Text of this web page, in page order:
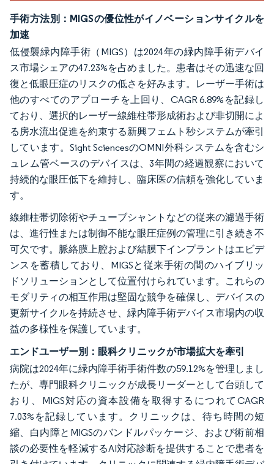
手術方法別：MIGSの優位性がイノベーションサイクルを
加速
低侵襲緑内障手術（MIGS）は2024年の緑内障手術デバイ
ス市場シェアの47.23%を占めました。患者はその迅速な回
復と低眼圧症のリスクの低さを好みます。レーザー手術は
他のすべてのアプローチを上回り、CAGR 6.89%を記録し
ており、選択的レーザー線維柱帯形成術および非切開によ
る房水流出促進を約束する新興フェムト秒システムが牽引
しています。Sight SciencesのOMNI外科システムを含むシ
ュレム管ベースのデバイスは、3年間の経過観察において
持続的な眼圧低下を維持し、臨床医の信頼を強化していま
す。
線維柱帯切除術やチューブシャントなどの従来の濾過手術
は、進行性または制御不能な眼圧症例の管理に引き続き不
可欠です。脈絡膜上腔および結膜下インプラントはエビデ
ンスを蓄積しており、MIGSと従来手術の間のハイブリッ
ドソリューションとして位置付けられています。これらの
モダリティの相互作用は堅固な競争を確保し、デバイスの
更新サイクルを持続させ、緑内障手術デバイス市場内の収
益の多様性を保護しています。
エンドユーザー別：眼科クリニックが市場拡大を牽引
病院は2024年に緑内障手術手術件数の59.12%を管理しまし
たが、専門眼科クリニックが成長リーダーとして台頭して
おり、MIGS対応の資本設備を取得するにつれてCAGR
7.03%を記録しています。クリニックは、待ち時間の短
縮、白内障とMIGSのバンドルパッケージ、および術前相
談の必要性を軽減するAI対応診断を提供することで患者を